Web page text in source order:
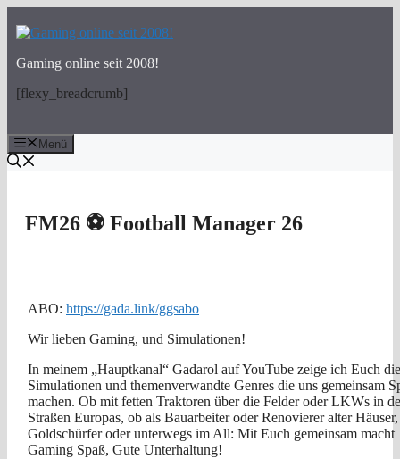
Inhalt
Gaming online seit 2008!
[flexy_breadcrumb]
Menü
FM26 ⚽ Football Manager 26
ABO: https://gada.link/ggsabo
Wir lieben Gaming, und Simulationen!
In meinem „Hauptkanal“ Gadarol auf YouTube zeige ich Euch
Simulationen und themenverwandte Genres die uns gemeinsam
machen. Ob mit fetten Traktoren über die Felder oder LKWs in
Straßen Europas, ob als Bauarbeiter oder Renovierer alter
Goldschürfer oder unterwegs im All: Mit Euch gemeinsam macht
Gaming Spaß, Gute Unterhaltung!